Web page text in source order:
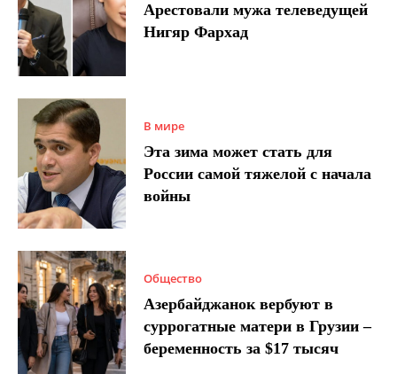
Арестовали мужа телеведущей
Нигяр Фархад
В мире
Эта зима может стать для
России самой тяжелой с начала
войны
Общество
Азербайджанок вербуют в
суррогатные матери в Грузии –
беременность за $17 тысяч